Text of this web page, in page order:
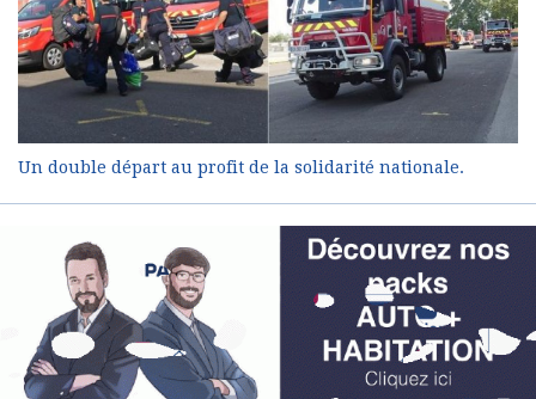
Un double départ au profit de la solidarité nationale.